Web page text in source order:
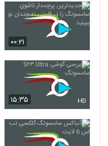
۰۰:۲۱
۱۵:۳۵ HD